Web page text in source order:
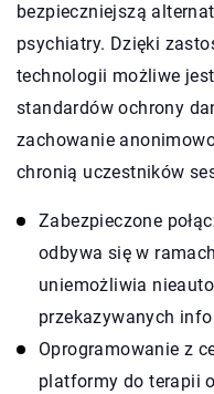
bezpieczniejszą
psychiatry. Dzięki
technologii możliwe
standardów ochrony
zachowanie
chronią uczestników
Zabezpieczone
odbywa się w
uniemożliwia
przekazywanych
Oprogramowanie z
platformy do terapii